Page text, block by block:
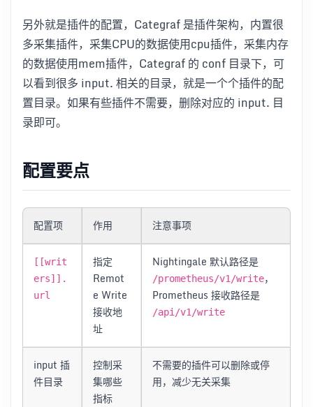
另外就是插件的配置，Categraf 是插件架构，内置很
多采集插件，采集CPU的数据使用cpu插件，采集内存
的数据使用mem插件，Categraf 的 conf 目录下，可
以看到很多 input. 相关的目录，就是一个个插件的配
置目录。如果有些插件不需要，删除对应的 input. 目
录即可。
配置要点
配置项 作用 注意事项
[[writ
ers]].
url
指定
Remot
e Write
接收地
址
Nightingale 默认路径是
/prometheus/v1/write，
Prometheus 接收路径是
/api/v1/write
input 插
件目录
控制采
集哪些
指标
不需要的插件可以删除或停
用，减少无关采集